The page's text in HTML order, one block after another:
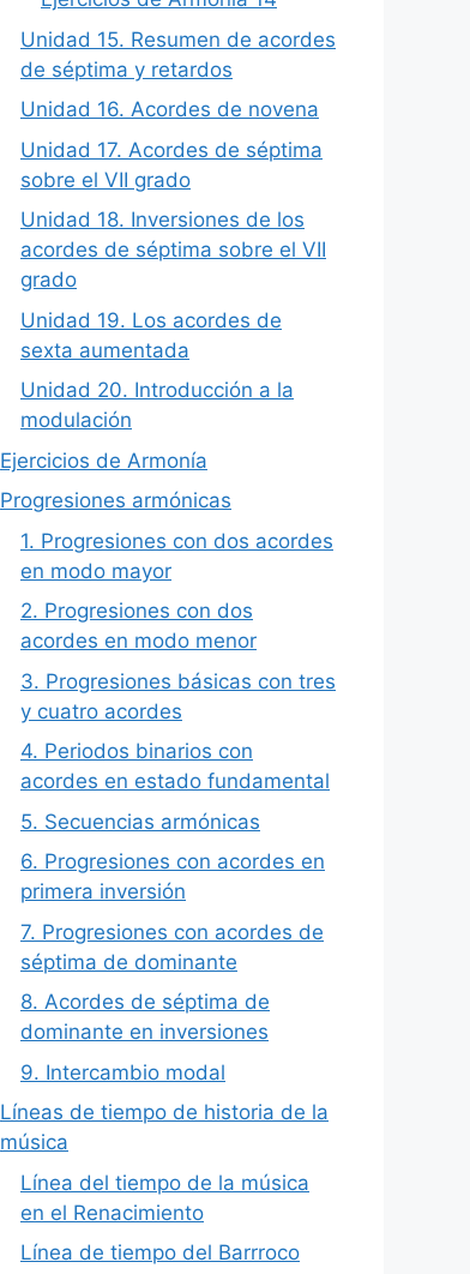
Unidad 15. Resumen de acordes
de séptima y retardos
Unidad 16. Acordes de novena
Unidad 17. Acordes de séptima
sobre el VII grado
Unidad 18. Inversiones de los
acordes de séptima sobre el VII
grado
Unidad 19. Los acordes de
sexta aumentada
Unidad 20. Introducción a la
modulación
Ejercicios de Armonía
Progresiones armónicas
1. Progresiones con dos acordes
en modo mayor
2. Progresiones con dos
acordes en modo menor
3. Progresiones básicas con tres
y cuatro acordes
4. Periodos binarios con
acordes en estado fundamental
5. Secuencias armónicas
6. Progresiones con acordes en
primera inversión
7. Progresiones con acordes de
séptima de dominante
8. Acordes de séptima de
dominante en inversiones
9. Intercambio modal
Líneas de tiempo de historia de la
música
Línea del tiempo de la música
en el Renacimiento
Línea de tiempo del Barrroco